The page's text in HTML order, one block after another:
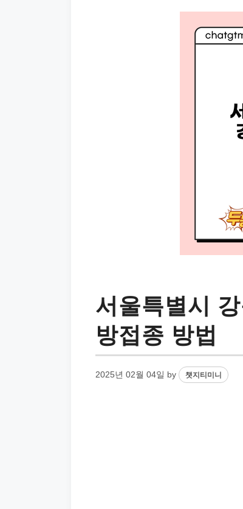
서울특별시
방접종 방법
2025년 02월 04일 by 챗지티미니